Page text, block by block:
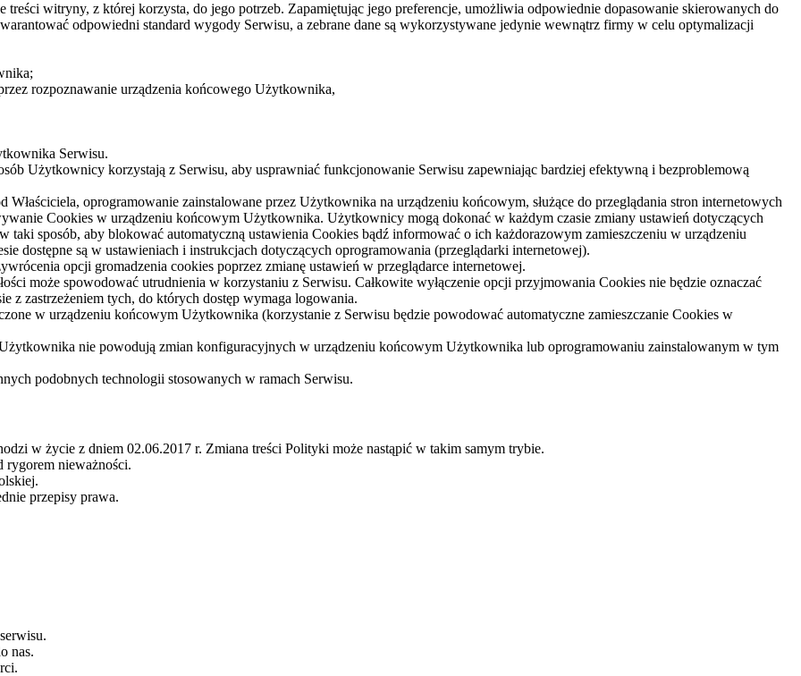
witryny, z której korzysta, do jego potrzeb. Zapamiętując jego preferencje, umożliwia odpowiednie dopasowanie skierowanych do
odpowiedni standard wygody Serwisu, a zebrane dane są wykorzystywane jedynie wewnątrz firmy w celu optymalizacji
rozpoznawanie urządzenia końcowego Użytkownika,
Serwisu.
Użytkownicy korzystają z Serwisu, aby usprawniać funkcjonowanie Serwisu zapewniając bardziej efektywną i bezproblemową
oprogramowanie zainstalowane przez Użytkownika na urządzeniu końcowym, służące do przeglądania stron internetowych
Cookies w urządzeniu końcowym Użytkownika. Użytkownicy mogą dokonać w każdym czasie zmiany ustawień dotyczących
taki sposób, aby blokować automatyczną ustawienia Cookies bądź informować o ich każdorazowym zamieszczeniu w urządzeniu
dostępne są w ustawieniach i instrukcjach dotyczących oprogramowania (przeglądarki internetowej).
opcji gromadzenia cookies poprzez zmianę ustawień w przeglądarce internetowej.
może spowodować utrudnienia w korzystaniu z Serwisu. Całkowite wyłączenie opcji przyjmowania Cookies nie będzie oznaczać
z zastrzeżeniem tych, do których dostęp wymaga logowania.
w urządzeniu końcowym Użytkownika (korzystanie z Serwisu będzie powodować automatyczne zamieszczanie Cookies w
nie powodują zmian konfiguracyjnych w urządzeniu końcowym Użytkownika lub oprogramowaniu zainstalowanym w tym
podobnych technologii stosowanych w ramach Serwisu.
w życie z dniem 02.06.2017 r. Zmiana treści Polityki może nastąpić w takim samym trybie.
rygorem nieważności.
przepisy prawa.
nas.